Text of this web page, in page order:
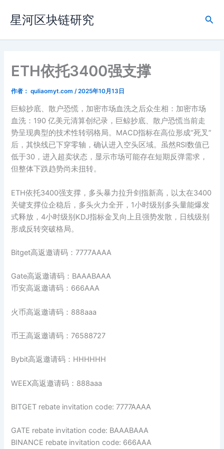
容
星河区块链研究
搜
ETH依托3400强支撑
作者： quliaomyt.com /2025年10月13日
巨鲸抄底、散户恐慌，加密市场血洗之后众生相：加密市场
血洗：190 亿美元清算创纪录，巨鲸抄底、散户恐慌当前走
势呈现典型的技术性转弱格局。MACD指标在高位形成“死叉”
后，其快线已下穿零轴，确认进入空头区域。虽然RSI数值已
低于30，进入超卖状态，显示市场可能存在短期反弹需求，
但整体下跌趋势尚未扭转。
ETH依托3400强支撑，多头暴力拉升剑指新高，以太在3400
关键支撑位企稳后，多头火力全开，1小时级别多头量能爆发
式释放，4小时级别KDJ指标金叉向上且强势发散，日线级别
形成反转突破格局。
Bitget高返邀请码：7777AAAA
Gate高返邀请码：BAAABAAA
币安高返邀请码：666AAA
火币高返邀请码：888aaa
币王高返邀请码：76588727
Bybit高返邀请码：HHHHHH
WEEX高返邀请码：888aaa
BITGET rebate invitation code: 7777AAAA
GATE rebate invitation code: BAAABAAA
BINANCE rebate invitation code: 666AAA